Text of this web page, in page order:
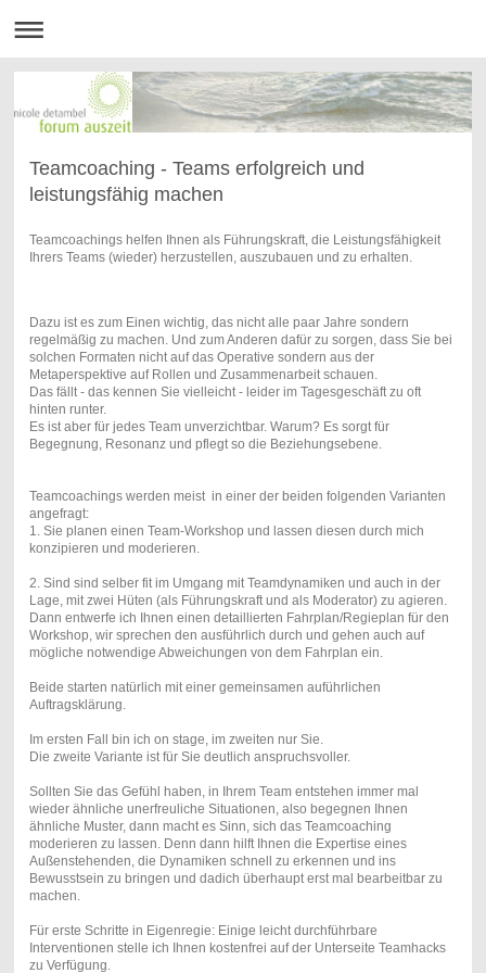
Teamcoaching - Teams erfolgreich und
leistungsfähig machen
Teamcoachings helfen Ihnen als Führungskraft, die Leistungsfähigkeit
Ihrers Teams (wieder) herzustellen, auszubauen und zu erhalten.
Dazu ist es zum Einen wichtig, das nicht alle paar Jahre sondern
regelmäßig zu machen. Und zum Anderen dafür zu sorgen, dass Sie bei
solchen Formaten nicht auf das Operative sondern aus der
Metaperspektive auf Rollen und Zusammenarbeit schauen.
Das fällt - das kennen Sie vielleicht - leider im Tagesgeschäft zu oft
hinten runter.
Es ist aber für jedes Team unverzichtbar. Warum? Es sorgt für
Begegnung, Resonanz und pflegt so die Beziehungsebene.
Teamcoachings werden meist in einer der beiden folgenden Varianten
angefragt:
1. Sie planen einen Team-Workshop und lassen diesen durch mich
konzipieren und moderieren.
2. Sind sind selber fit im Umgang mit Teamdynamiken und auch in der
Lage, mit zwei Hüten (als Führungskraft und als Moderator) zu agieren.
Dann entwerfe ich Ihnen einen detaillierten Fahrplan/Regieplan für den
Workshop, wir sprechen den ausführlich durch und gehen auch auf
mögliche notwendige Abweichungen von dem Fahrplan ein.
Beide starten natürlich mit einer gemeinsamen auführlichen
Auftragsklärung.
Im ersten Fall bin ich on stage, im zweiten nur Sie.
Die zweite Variante ist für Sie deutlich anspruchsvoller.
Sollten Sie das Gefühl haben, in Ihrem Team entstehen immer mal
wieder ähnliche unerfreuliche Situationen, also begegnen Ihnen
ähnliche Muster, dann macht es Sinn, sich das Teamcoaching
moderieren zu lassen. Denn dann hilft Ihnen die Expertise eines
Außenstehenden, die Dynamiken schnell zu erkennen und ins
Bewusstsein zu bringen und dadich überhaupt erst mal bearbeitbar zu
machen.
Für erste Schritte in Eigenregie: Einige leicht durchführbare
Interventionen stelle ich Ihnen kostenfrei auf der Unterseite Teamhacks
zu Verfügung.